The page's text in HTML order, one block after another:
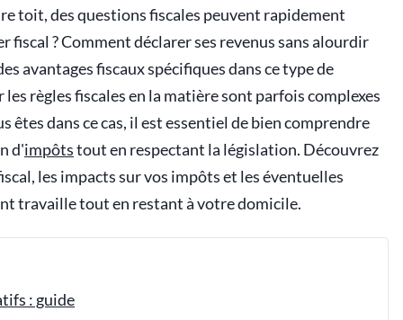
toit, des questions fiscales peuvent rapidement
? Comment déclarer ses revenus sans alourdir
avantages fiscaux spécifiques dans ce type de
règles fiscales en la matière sont parfois complexes
dans ce cas, il est essentiel de bien comprendre
d'impôtstout en respectant la législation. Découvrez
les impacts sur vos impôts et les éventuelles
travaille tout en restant à votre domicile.
: guide